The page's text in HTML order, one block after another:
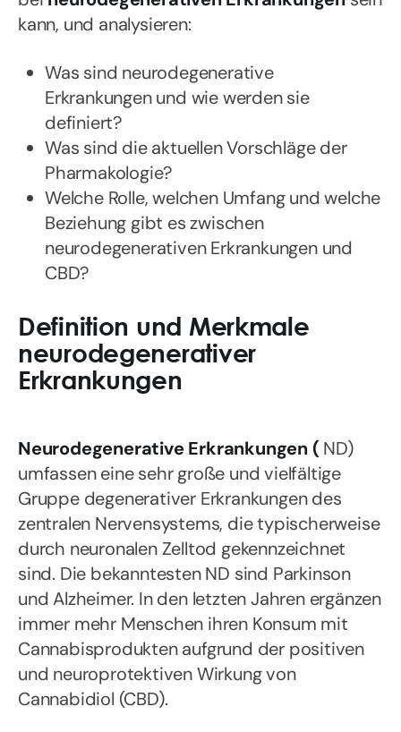
kann, und analysieren:
Was sind neurodegenerative
Erkrankungen und wie werden sie
definiert?
Was sind die aktuellen Vorschläge der
Pharmakologie?
Welche Rolle, welchen Umfang und welche
Beziehung gibt es zwischen
neurodegenerativen Erkrankungen und
CBD?
Definition und Merkmale
neurodegenerativer
Erkrankungen
Neurodegenerative Erkrankungen (ND)
umfassen eine sehr große und vielfältige
Gruppe degenerativer Erkrankungen des
zentralen Nervensystems, die typischerweise
durch neuronalen Zelltod gekennzeichnet
sind. Die bekanntesten ND sind Parkinson
und Alzheimer. In den letzten Jahren ergänzen
immer mehr Menschen ihren Konsum mit
Cannabisprodukten aufgrund der positiven
und neuroprotektiven Wirkung von
Cannabidiol (CBD).